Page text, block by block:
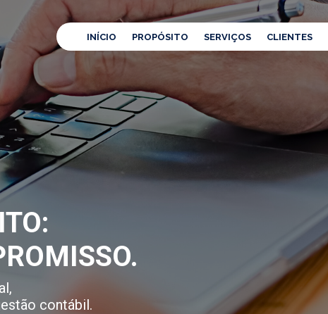
INÍCIO PROPÓSITO SERVIÇOS CLIENTES
contábil.